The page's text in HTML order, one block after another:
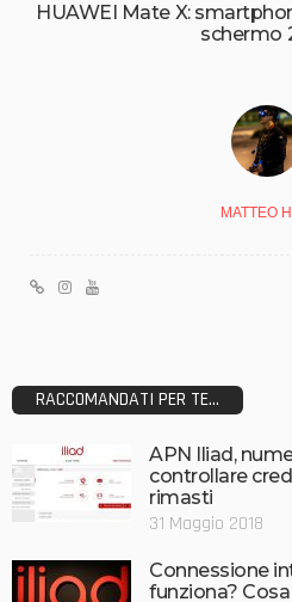
HUAWEI Mate X:
schermo
MATTEO
RACCOMANDATI PER TE...
APN Iliad,
controllare
rimasti
31 Maggio 2018
Connessione
funziona?